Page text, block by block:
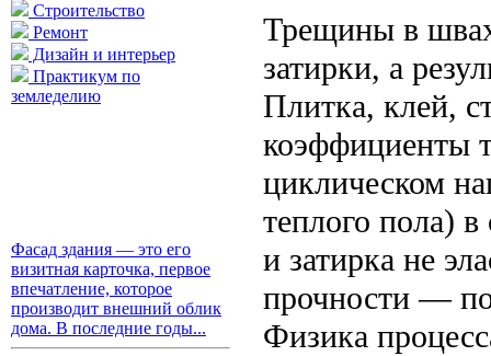
Строительство
Ремонт
Дизайн и интерьер
Практикум по
земледелию
Фасад здания — это его
визитная карточка, первое
впечатление, которое
производит внешний облик
дома. В последние годы...
Трещины в
затирки, а
Плитка, клей,
коэффициенты
циклическом
теплого пола)
и затирка не
прочности —
Физика